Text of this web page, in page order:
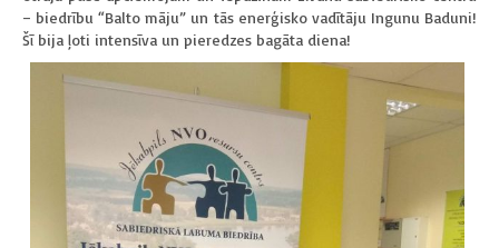
– biedrību “Balto māju” un tās enerģisko vadītāju Ingunu Baduni!
Šī bija ļoti intensīva un pieredzes bagāta diena!